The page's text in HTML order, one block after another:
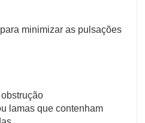
minimizar as pulsações
lamas que contenham